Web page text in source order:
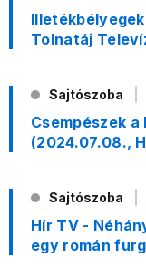
Tolnatáj
Sajtószoba
Csempészek
(2024.07.08.,
Sajtószoba
Hír TV -
egy román